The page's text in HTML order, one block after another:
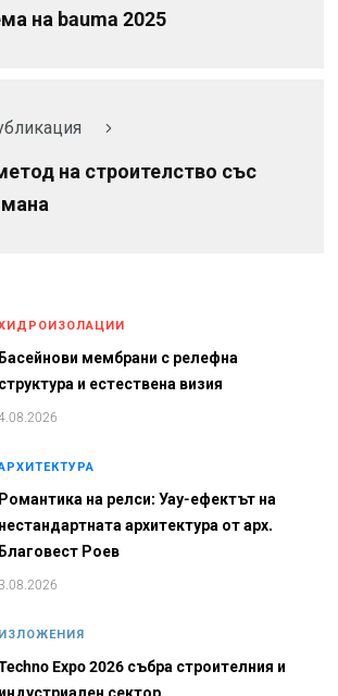
на bauma 2025
на строителство със
Басейнови мембрани с релефна
структура и естествена визия
Романтика на релси: Уау-ефектът на
нестандартната архитектура от арх.
Благовест Роев
ИЗЛОЖЕНИЯ
Expo 2026 събра строителния и